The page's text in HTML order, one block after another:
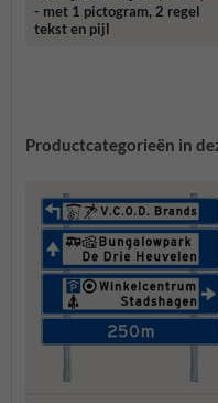
- met 1 pictogram, 2 regel
tekst en pijl
Productcategorieën in